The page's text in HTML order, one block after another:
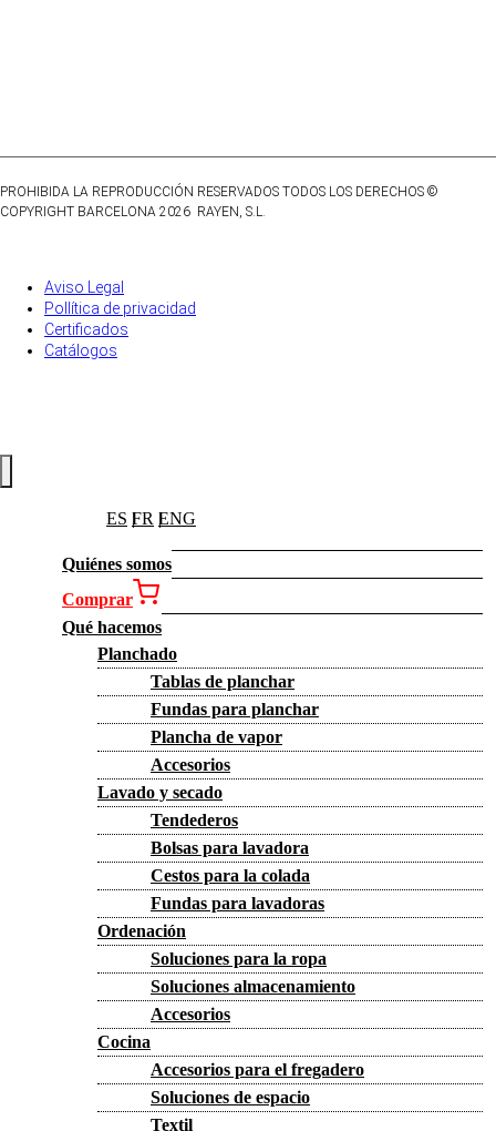
PROHIBIDA LA REPRODUCCIÓN RESERVADOS TODOS LOS DERECHOS ©
COPYRIGHT BARCELONA 2026 RAYEN, S.L.
Aviso Legal
Pollítica de privacidad
Certificados
Catálogos
ES FR ENG
Quiénes somos
Comprar
Qué hacemos
Planchado
Tablas de planchar
Fundas para planchar
Plancha de vapor
Accesorios
Lavado y secado
Tendederos
Bolsas para lavadora
Cestos para la colada
Fundas para lavadoras
Ordenación
Soluciones para la ropa
Soluciones almacenamiento
Accesorios
Cocina
Accesorios para el fregadero
Soluciones de espacio
Textil